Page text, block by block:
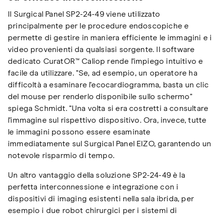
Il Surgical Panel SP2-24-49 viene utilizzato
principalmente per le procedure endoscopiche e
permette di gestire in maniera efficiente le immagini e i
video provenienti da qualsiasi sorgente. Il software
dedicato CuratOR™ Caliop rende l'impiego intuitivo e
facile da utilizzare. "Se, ad esempio, un operatore ha
difficoltà a esaminare l'ecocardiogramma, basta un clic
del mouse per renderlo disponibile sullo schermo"
spiega Schmidt. "Una volta si era costretti a consultare
l'immagine sul rispettivo dispositivo. Ora, invece, tutte
le immagini possono essere esaminate
immediatamente sul Surgical Panel EIZO, garantendo un
notevole risparmio di tempo.
Un altro vantaggio della soluzione SP2-24-49 è la
perfetta interconnessione e integrazione con i
dispositivi di imaging esistenti nella sala ibrida, per
esempio i due robot chirurgici per i sistemi di